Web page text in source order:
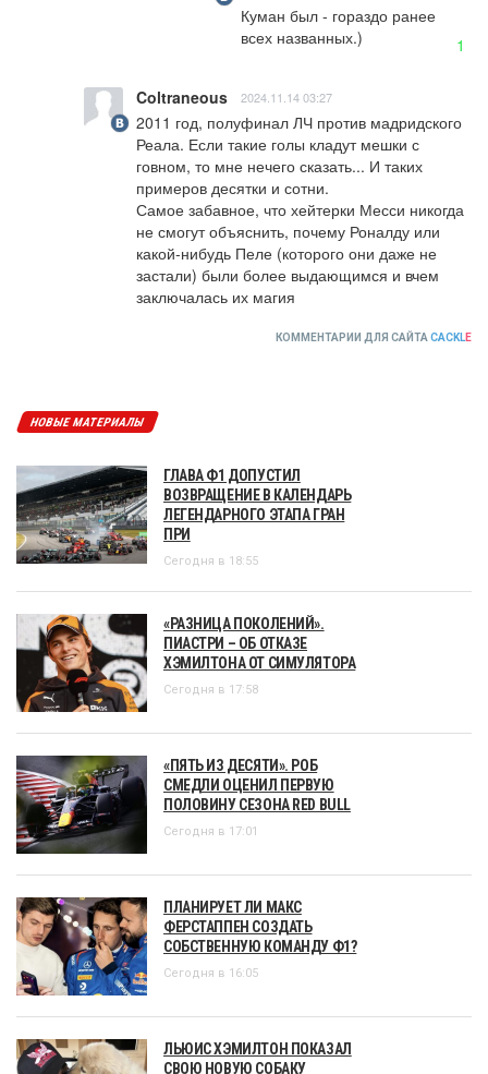
Куман был - гораздо ранее
всех названных.)
1
Coltraneous 2024.11.14 03:27
2011 год, полуфинал ЛЧ против мадридского
Реала. Если такие голы кладут мешки с
говном, то мне нечего сказать... И таких
примеров десятки и сотни.
Самое забавное, что хейтерки Месси никогда
не смогут объяснить, почему Роналду или
какой-нибудь Пеле (которого они даже не
застали) были более выдающимся и вчем
заключалась их магия
КОММЕНТАРИИ ДЛЯ САЙТА CACKLE
НОВЫЕ МАТЕРИАЛЫ
ГЛАВА Ф1 ДОПУСТИЛ
ВОЗВРАЩЕНИЕ В КАЛЕНДАРЬ
ЛЕГЕНДАРНОГО ЭТАПА ГРАН
ПРИ
Сегодня в 18:55
«РАЗНИЦА ПОКОЛЕНИЙ».
ПИАСТРИ – ОБ ОТКАЗЕ
ХЭМИЛТОНА ОТ СИМУЛЯТОРА
Сегодня в 17:58
«ПЯТЬ ИЗ ДЕСЯТИ». РОБ
СМЕДЛИ ОЦЕНИЛ ПЕРВУЮ
ПОЛОВИНУ СЕЗОНА RED BULL
Сегодня в 17:01
ПЛАНИРУЕТ ЛИ МАКС
ФЕРСТАППЕН СОЗДАТЬ
СОБСТВЕННУЮ КОМАНДУ Ф1?
Сегодня в 16:05
ЛЬЮИС ХЭМИЛТОН ПОКАЗАЛ
СВОЮ НОВУЮ СОБАКУ